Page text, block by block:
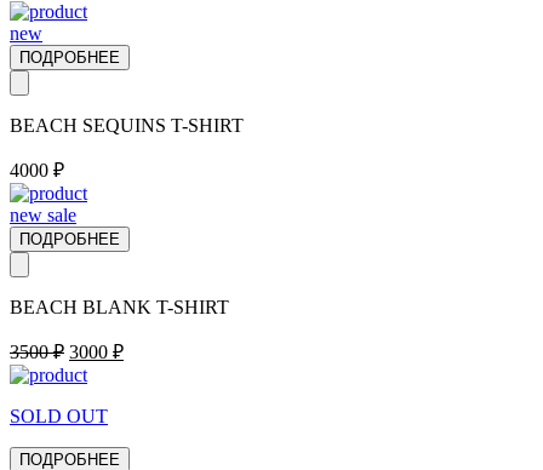
new
ПОДРОБНЕЕ
BEACH SEQUINS T-SHIRT
4000 ₽
new sale
ПОДРОБНЕЕ
BEACH BLANK T-SHIRT
3500₽ Первоначальная
цена
составляла
3500 ₽.
3000 ₽Текущая
SOLD OUT
ПОДРОБНЕЕ